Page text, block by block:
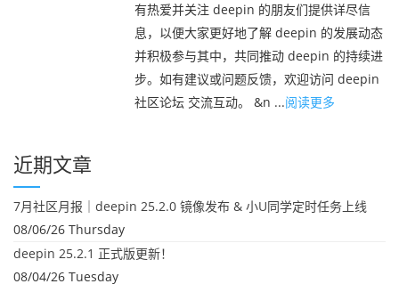
有热爱并关注 deepin 的朋友们提供详尽信
息，以便大家更好地了解 deepin 的发展动态
并积极参与其中，共同推动 deepin 的持续进
步。如有建议或问题反馈，欢迎访问 deepin
社区论坛 交流互动。 &n ...阅读更多
近期文章
7月社区月报｜deepin 25.2.0 镜像发布 & 小U同学定时任务上线
08/06/26 Thursday
deepin 25.2.1 正式版更新！
08/04/26 Tuesday